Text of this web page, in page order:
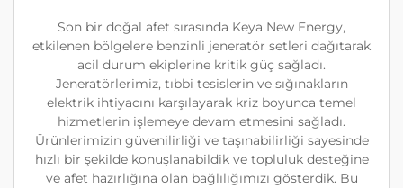
Son bir doğal afet sırasında Keya New Energy,
etkilenen bölgelere benzinli jeneratör setleri dağıtarak
acil durum ekiplerine kritik güç sağladı.
Jeneratörlerimiz, tıbbi tesislerin ve sığınakların
elektrik ihtiyacını karşılayarak kriz boyunca temel
hizmetlerin işlemeye devam etmesini sağladı.
Ürünlerimizin güvenilirliği ve taşınabilirliği sayesinde
hızlı bir şekilde konuşlanabildik ve topluluk desteğine
ve afet hazırlığına olan bağlılığımızı gösterdik. Bu